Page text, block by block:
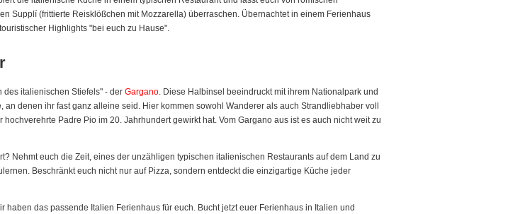
Supplí (frittierte Reisklößchen mit Mozzarella) überraschen. Übernachtet in einem Ferienhaus
Highlights "bei euch zu Hause".
des italienischen Stiefels" - der Gargano. Diese Halbinsel beeindruckt mit ihrem Nationalpark und
denen ihr fast ganz alleine seid. Hier kommen sowohl Wanderer als auch Strandliebhaber voll
Padre Pio im 20. Jahrhundert gewirkt hat. Vom Gargano aus ist es auch nicht weit zu
Nehmt euch die Zeit, eines der unzähligen typischen italienischen Restaurants auf dem Land zu
Beschränkt euch nicht nur auf Pizza, sondern entdeckt die einzigartige Küche jeder
das passende Italien Ferienhaus für euch. Bucht jetzt euer Ferienhaus in Italien und